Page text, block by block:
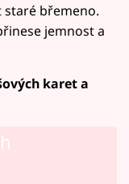
staré břemeno.
jemnost a
karet a